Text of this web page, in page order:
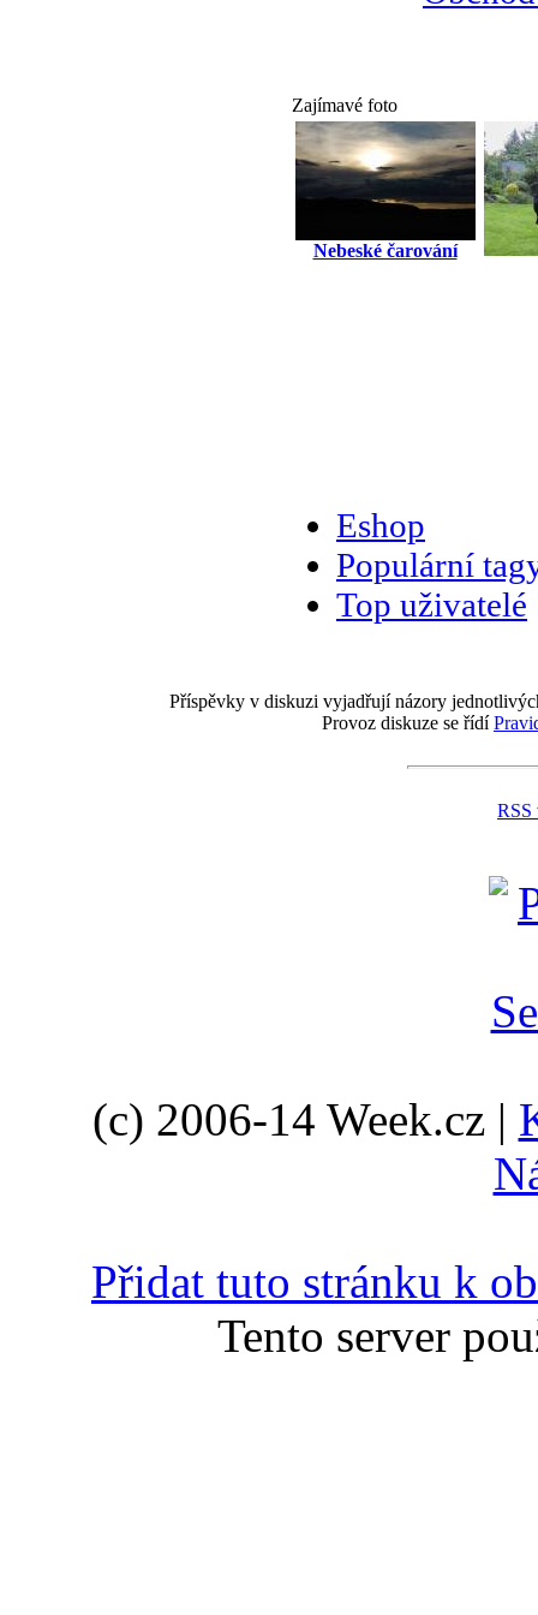
Zajímavé foto
Nebeské čarování
Eshop
Populární
Top uživatelé
Příspěvky v diskuzi vyjadřují názory
Provoz diskuze se řídí
RSS
(c) 2006-14 Week.cz |
Přidat tuto stránku k
Tento server